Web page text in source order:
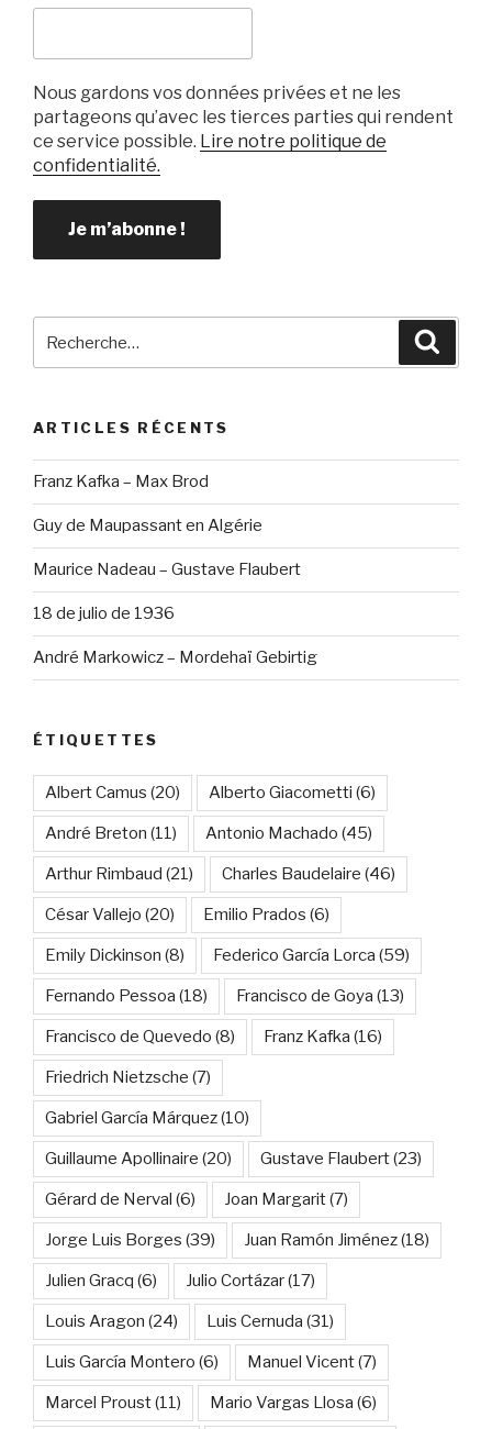
Nous gardons vos données privées et ne les
partageons qu’avec les tierces parties qui rendent
ce service possible. Lire notre politique de
confidentialité.
pour
ARTICLES RÉCENTS
Franz Kafka – Max Brod
Guy de Maupassant en Algérie
Maurice Nadeau – Gustave Flaubert
18 de julio de 1936
André Markowicz – Mordehaï Gebirtig
ÉTIQUETTES
Albert Camus (20) Alberto Giacometti (6)
André Breton (11) Antonio Machado (45)
Arthur Rimbaud (21) Charles Baudelaire (46)
César Vallejo (20) Emilio Prados (6)
Emily Dickinson (8) Federico García Lorca (59)
Fernando Pessoa (18) Francisco de Goya (13)
Francisco de Quevedo (8) Franz Kafka (16)
Friedrich Nietzsche (7)
Gabriel García Márquez(10)
Guillaume Apollinaire (20) Gustave Flaubert(23)
Gérard de Nerval (6) Joan Margarit(7)
Jorge Luis Borges (39) Juan Ramón Jiménez(18)
Julien Gracq (6) Julio Cortázar(17)
Louis Aragon (24) Luis Cernuda (31)
Luis García Montero (6) Manuel Vicent(7)
Marcel Proust(11) Mario Vargas Llosa (6)